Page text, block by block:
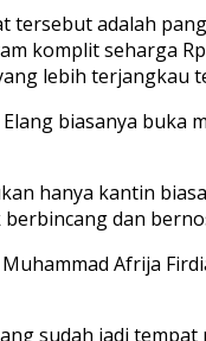
tersebut adalah
komplit seharga
lebih terjangkau
biasanya
hanya kantin
dan
Afrija
sudah jadi